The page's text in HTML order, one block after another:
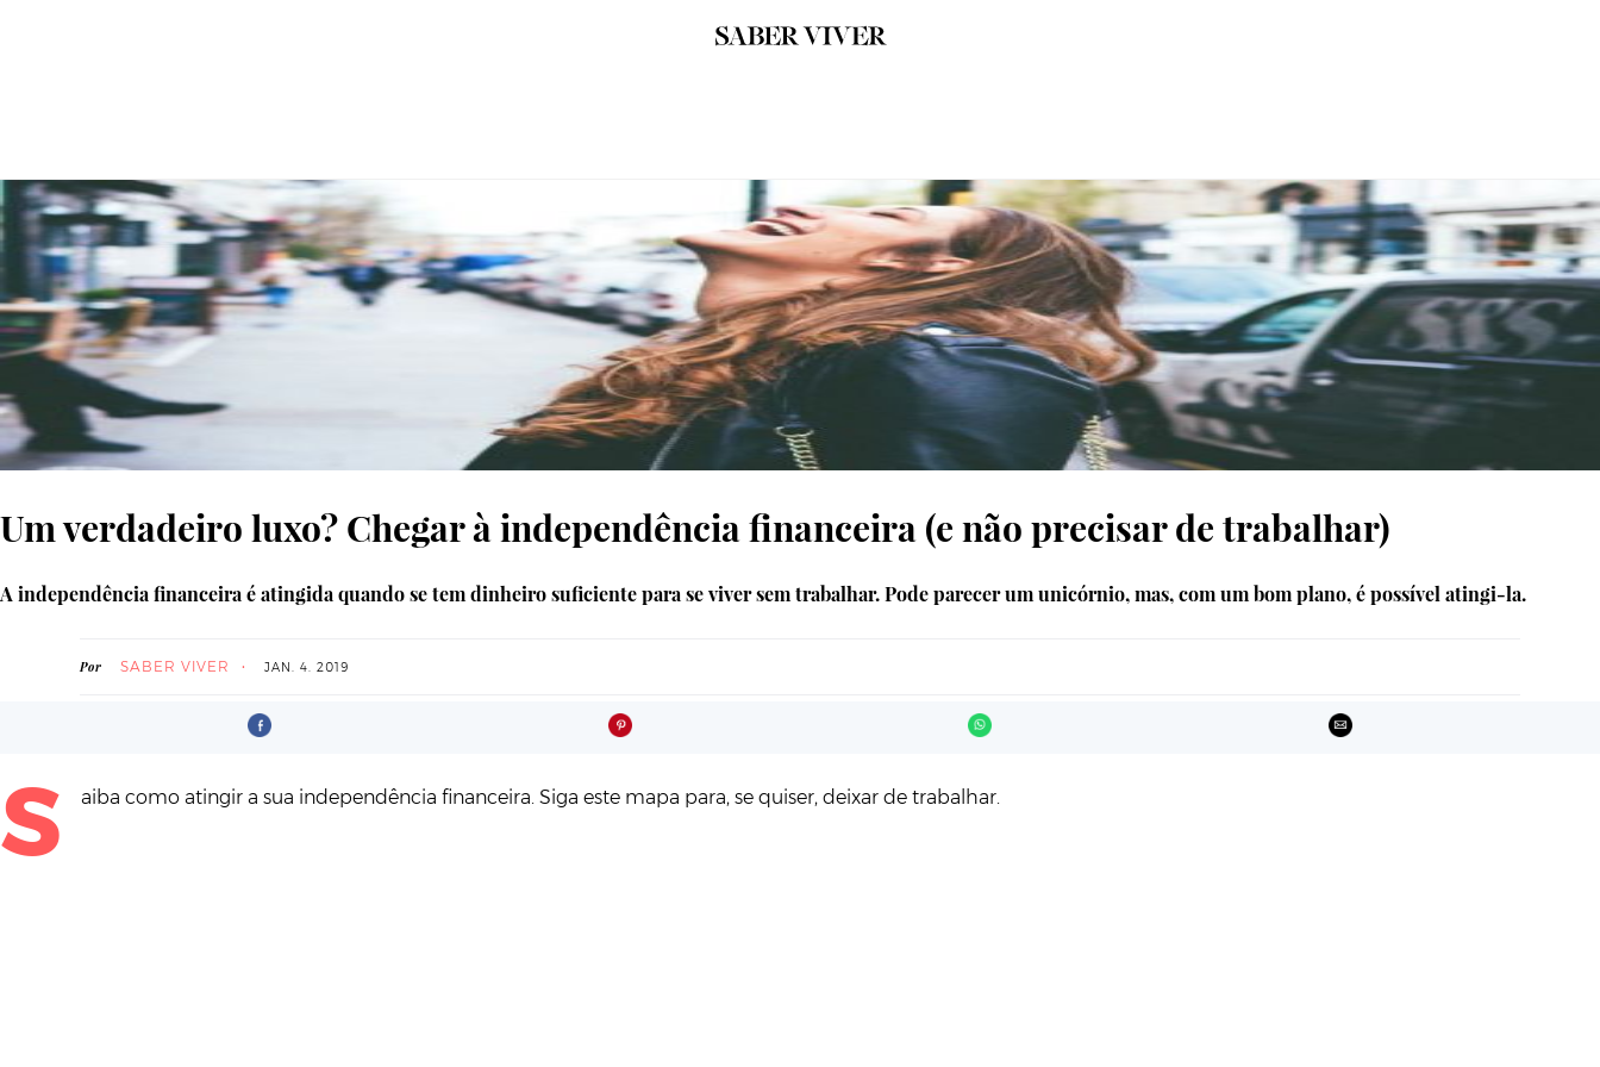
© UNSPLASH
Um verdadeiro luxo? Chegar à independência financeira (e não precisar de trabalhar)
A independência financeira é atingida quando se tem dinheiro suficiente para se viver sem trabalhar. Pode parecer um unicórnio, mas, com um bom plano, é possível atingi-la.
Por SABER VIVER JAN. 4. 2019
S aiba como atingir a sua independência financeira. Siga este mapa para, se quiser, deixar de trabalhar.